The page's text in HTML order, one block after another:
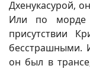
Дхенукасурой,
Или по морде
присутствии
бесстрашными.
он был в